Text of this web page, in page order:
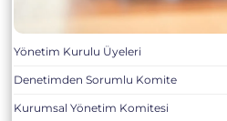
Yönetim Kurulu Üyeleri
Denetimden Sorumlu Komite
Kurumsal Yönetim Komitesi